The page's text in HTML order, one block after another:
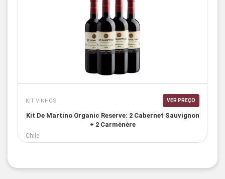
KIT VINHOS VER PREÇO
Kit De Martino Organic Reserve: 2 Cabernet Sauvignon
+ 2 Carménère
Chile